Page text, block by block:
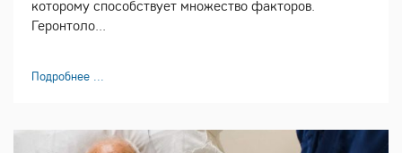
которому способствует множество факторов.
Геронтоло...
Подробнее ...